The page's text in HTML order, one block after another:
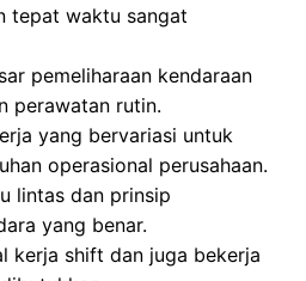
tepat waktu sangat
pemeliharaan kendaraan
perawatan rutin.
yang bervariasi untuk
operasional perusahaan.
lintas dan prinsip
yang benar.
kerja shift dan juga bekerja